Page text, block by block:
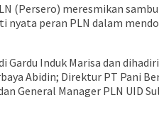
(Persero) meresmikan
nyata peran PLN dalam
Gardu Induk Marisa dan
Abidin; Direktur PT Pani
General Manager PLN UID